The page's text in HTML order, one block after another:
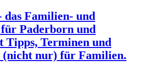
das Familien- und
Paderborn und
Tipps, Terminen und
(nicht nur) für Familien.